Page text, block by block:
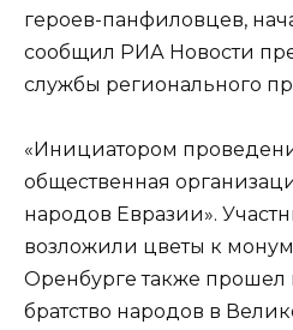
героев-панфиловцев,
сообщил РИА Новости
службы регионального
«Инициатором
общественная
народов Евразии».
возложили цветы к
Оренбурге также прошел
братство народов в